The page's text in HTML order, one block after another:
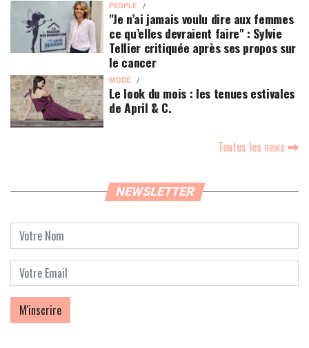
PEOPLE
"Je n’ai jamais voulu dire aux femmes
ce qu’elles devraient faire" : Sylvie
Tellier critiquée après ses propos sur
le cancer
MODE
Le look du mois : les tenues estivales
de April & C.
Toutes les news
NEWSLETTER